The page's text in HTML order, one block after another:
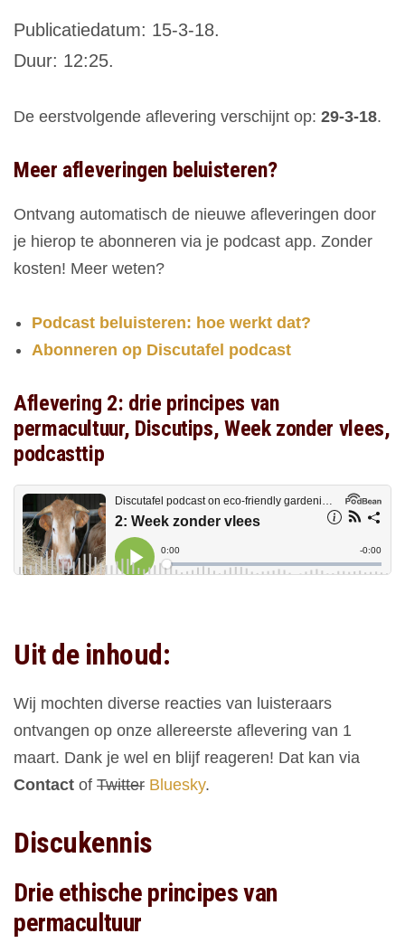
Publicatiedatum: 15-3-18.
Duur: 12:25.
De eerstvolgende aflevering verschijnt op: 29-3-18.
Meer afleveringen beluisteren?
Ontvang automatisch de nieuwe afleveringen door
je hierop te abonneren via je podcast app. Zonder
kosten! Meer weten?
Podcast beluisteren: hoe werkt dat?
Abonneren op Discutafel podcast
Aflevering 2: drie principes van
permacultuur, Discutips, Week zonder vlees,
podcasttip
Uit de inhoud:
Wij mochten diverse reacties van luisteraars
ontvangen op onze allereerste aflevering van 1
maart. Dank je wel en blijf reageren! Dat kan via
Contact of Twitter Bluesky.
Discukennis
Drie ethische principes van
permacultuur